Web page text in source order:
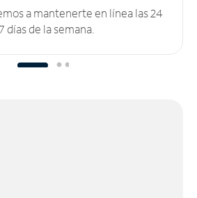
a mantenerte en línea las 24
días de la semana.